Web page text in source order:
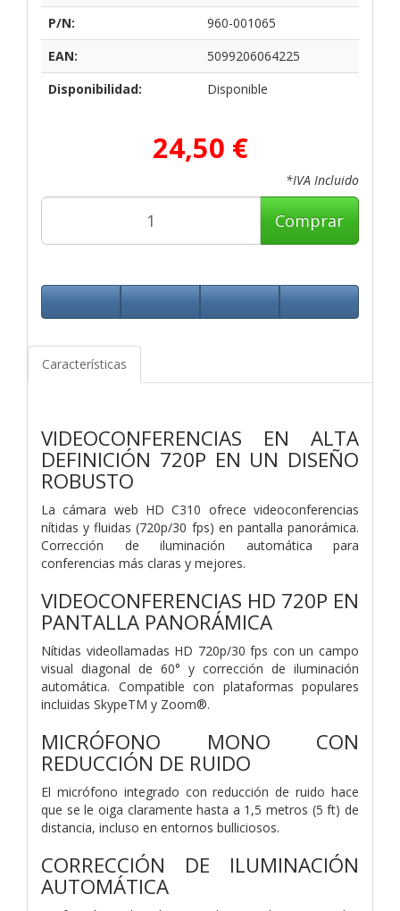
P/N:
960-001065
EAN:
5099206064225
Disponibilidad:
Disponible
24,50 €
*IVA Incluido
Comprar
Características
VIDEOCONFERENCIAS EN ALTA
DEFINICIÓN 720P EN UN DISEÑO
ROBUSTO
La cámara web HD C310 ofrece videoconferencias
nítidas y fluidas (720p/30 fps) en pantalla panorámica.
Corrección de iluminación automática para
conferencias más claras y mejores.
VIDEOCONFERENCIAS HD 720P EN
PANTALLA PANORÁMICA
Nítidas videollamadas HD 720p/30 fps con un campo
visual diagonal de 60° y corrección de iluminación
automática. Compatible con plataformas populares
incluidas SkypeTM y Zoom®.
MICRÓFONO MONO CON
REDUCCIÓN DE RUIDO
El micrófono integrado con reducción de ruido hace
que se le oiga claramente hasta a 1,5 metros (5 ft) de
distancia, incluso en entornos bulliciosos.
CORRECCIÓN DE ILUMINACIÓN
AUTOMÁTICA